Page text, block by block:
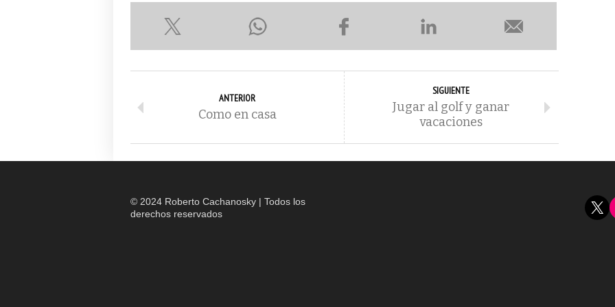
ANTERIOR
Como en casa
SIGUIENTE
Jugar al golf y ganar
vacaciones
© 2024 Roberto Cachanosky | Todos los
derechos reservados
X